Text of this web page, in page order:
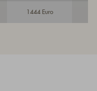
1444 Euro